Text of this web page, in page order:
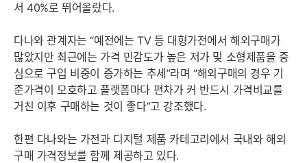
서 40%로 뛰어올랐다.
다나와 관계자는 “예전에는 TV 등 대형가전에서 해외구매가
많았지만 최근에는 가격 민감도가 높은 저가 및 소형제품을 중
심으로 구입 비중이 증가하는 추세”라며 “해외구매의 경우 기
준가격이 모호하고 플랫폼마다 편차가 커 반드시 가격비교를
거친 이후 구매하는 것이 좋다”고 강조했다.
한편 다나와는 가전과 디지털 제품 카테고리에서 국내와 해외
구매 가격정보를 함께 제공하고 있다.